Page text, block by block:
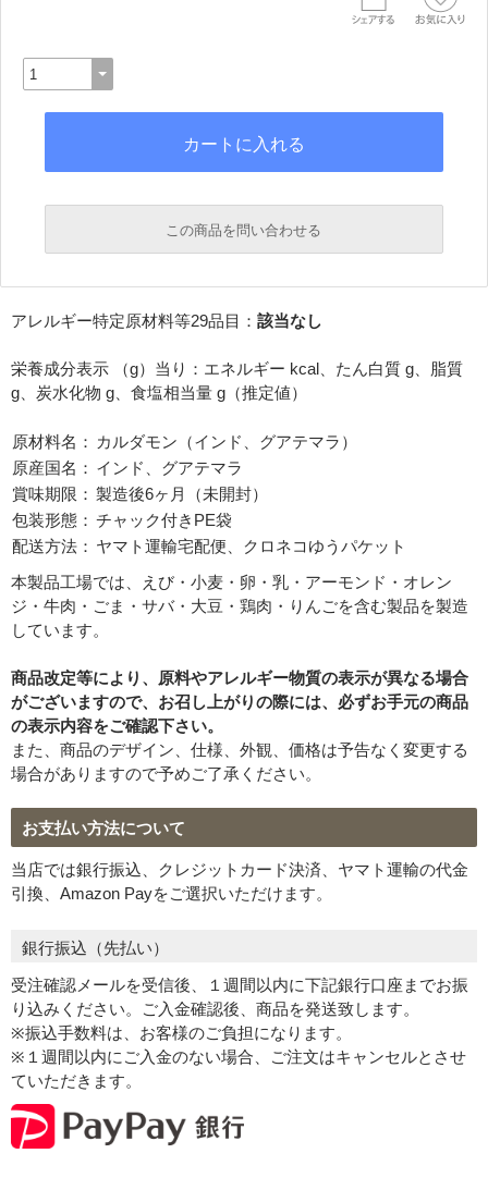
この商品を問い合わせる
必須
Eメール 電話
プライバシーポリシーをご確認ください。
プライバシーポリシーを確認しました。
アレルギー特定原材料等29品目： 該当なし
栄養成分表示 （g）当り：エネルギー kcal、たん白質 g、脂質
g、炭水化物 g、食塩相当量 g（推定値）
原材料名： カルダモン（インド、グアテマラ）
原産国名： インド、グアテマラ
賞味期限： 製造後6ヶ月（未開封）
包装形態： チャック付きPE袋
配送方法： ヤマト運輸宅配便、クロネコゆうパケット
本製品工場では、えび・小麦・卵・乳・アーモンド・オレン
ジ・牛肉・ごま・サバ・大豆・鶏肉・りんごを含む製品を製造
しています。
商品改定等により、原料やアレルギー物質の表示が異なる場合
がございますので、お召し上がりの際には、必ずお手元の商品
の表示内容をご確認下さい。
また、商品のデザイン、仕様、外観、価格は予告なく変更する
場合がありますので予めご了承ください。
お支払い方法について
当店では銀行振込、クレジットカード決済、ヤマト運輸の代金
引換、Amazon Payをご選択いただけます。
銀行振込（先払い）
受注確認メールを受信後、１週間以内に下記銀行口座までお振
り込みください。ご入金確認後、商品を発送致します。
※振込手数料は、お客様のご負担になります。
※１週間以内にご入金のない場合、ご注文はキャンセルとさせ
ていただきます。